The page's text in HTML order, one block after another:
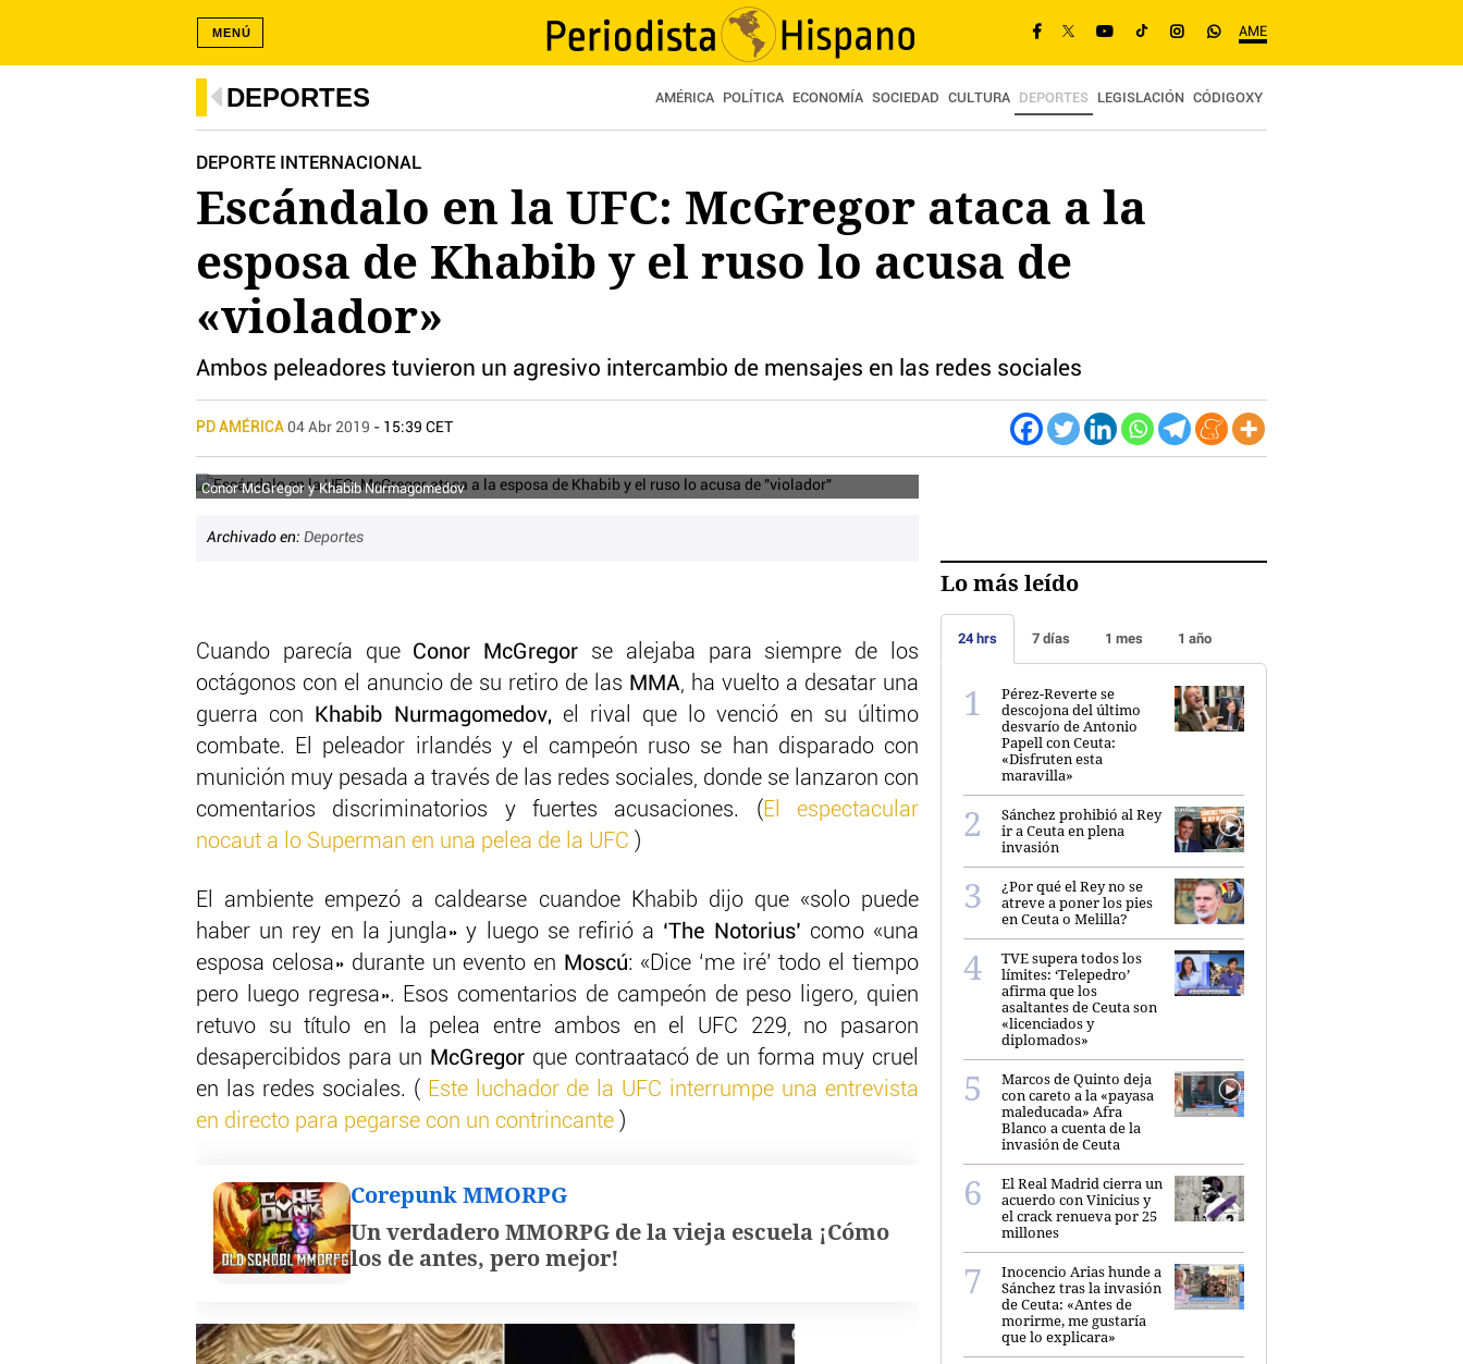
AME
MENÚ
DEPORTES AMÉRICA POLÍTICA ECONOMÍA SOCIEDAD CULTURA DEPORTES LEGISLACIÓN CÓDIGOXY
DEPORTE INTERNACIONAL
Escándalo en la UFC: McGregor ataca a la
esposa de Khabib y el ruso lo acusa de
«violador»
Ambos peleadores tuvieron un agresivo intercambio de mensajes en las redes sociales
PD AMÉRICA 04 Abr 2019 - 15:39 CET
Conor McGregor y Khabib Nurmagomedov
Archivado en: Deportes
Cuando parecía que Conor McGregor se alejaba para siempre de los
octágonos con el anuncio de su retiro de las MMA, ha vuelto a desatar una
guerra con
Khabib Nurmagomedov, el rival que lo venció en su último
combate. El peleador irlandés y el campeón ruso se han disparado con
munición muy pesada a través de las redes sociales, donde se lanzaron con
comentarios discriminatorios y fuertes acusaciones. ( El espectacular
nocaut a lo Superman en una pelea de la UFC )
El ambiente empezó a caldearse cuandoe Khabib dijo que «solo puede
haber un rey en la jungla» y luego se refirió a ‘The Notorius’ como «una
esposa celosa» durante un evento en Moscú: «Dice ‘me iré’ todo el tiempo
pero luego regresa». Esos comentarios de campeón de peso ligero, quien
retuvo su título en la pelea entre ambos en el UFC 229, no pasaron
desapercibidos para un McGregor que contraatacó de un forma muy cruel
en las redes sociales. ( Este luchador de la UFC interrumpe una entrevista
en directo para pegarse con un contrincante )
Corepunk MMORPG
Un verdadero MMORPG de la vieja escuela ¡Cómo
los de antes, pero mejor!
Lo más leído
24 hrs 7 días 1 mes 1 año
Pérez-Reverte se
descojona del último
desvarío de Antonio
Papell con Ceuta:
«Disfruten esta
maravilla»
Sánchez prohibió al Rey
ir a Ceuta en plena
invasión
¿Por qué el Rey no se
atreve a poner los pies
en Ceuta o Melilla?
TVE supera todos los
límites: ‘Telepedro’
afirma que los
asaltantes de Ceuta son
«licenciados y
diplomados»
Marcos de Quinto deja
con careto a la «payasa
maleducada» Afra
Blanco a cuenta de la
invasión de Ceuta
El Real Madrid cierra un
acuerdo con Vinicius y
el crack renueva por 25
millones
Inocencio Arias hunde a
Sánchez tras la invasión
de Ceuta: «Antes de
morirme, me gustaría
que lo explicara»